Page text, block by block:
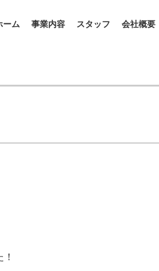
ーム 事業内容 スタッフ 会社概要